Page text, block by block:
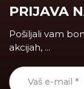
PRIJAVA
Pošiljali vam
akcijah, ...